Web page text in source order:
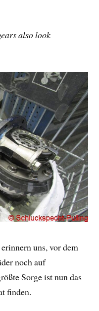
also look
uns, vor dem
noch auf
Sorge ist nun das
finden.